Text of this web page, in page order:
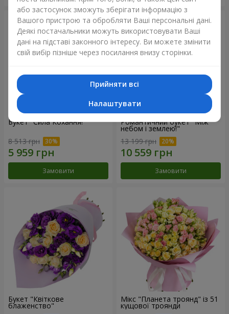
Букет "Сила Кохання!"
8 513 грн
Замовити
Романтичний букет "Між
небом і землею!"
13 199 грн
Замовити
Букет "Квіткове
блаженство"
Мікс "Планета троянд" із 51
кущової троянди
або застосунок зможуть зберігати інформацію з
Вашого пристрою та обробляти Ваші персональні дані.
Деякі постачальники можуть використовувати Ваші
дані на підставі законного інтересу. Ви можете змінити
свій вибір пізніше через посилання внизу сторінки.
Прийняти всі
Налаштувати